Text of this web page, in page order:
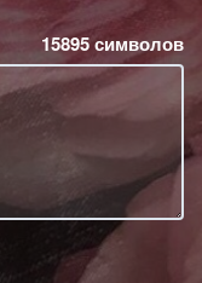
15895символов